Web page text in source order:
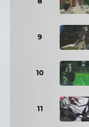
9
10
11